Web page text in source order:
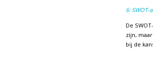
6: SWOT-
De
zijn,
bij de